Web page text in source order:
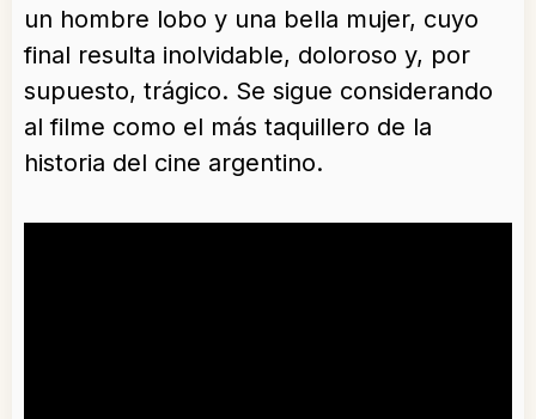
un hombre lobo y una bella mujer, cuyo
final resulta inolvidable, doloroso y, por
supuesto, trágico. Se sigue considerando
al filme como el más taquillero de la
historia del cine argentino.